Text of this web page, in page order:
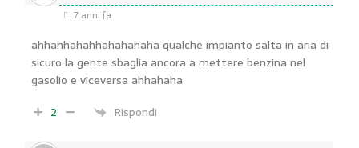
7 anni fa
ahhahhahahhahahahaha qualche impianto salta in aria di
sicuro la gente sbaglia ancora a mettere benzina nel
gasolio e viceversa ahhahaha
2
Rispondi